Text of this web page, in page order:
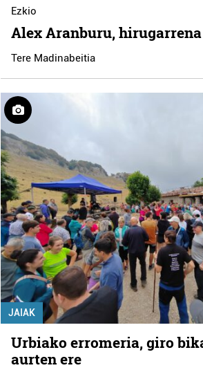
Ezkio
Alex Aranburu,
Tere Madinabeitia
JAIAK
Urbiako erromeria, giro
aurten ere